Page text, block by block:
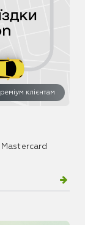
клієнтам
Mastercard